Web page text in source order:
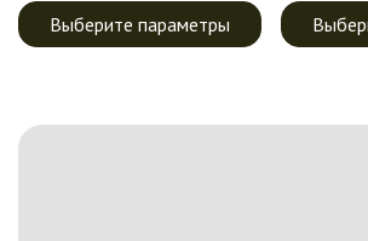
Выберите параметры